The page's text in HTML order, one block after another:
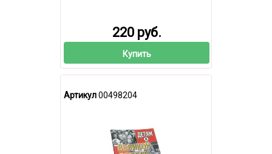
220 руб.
Купить
Артикул00498204